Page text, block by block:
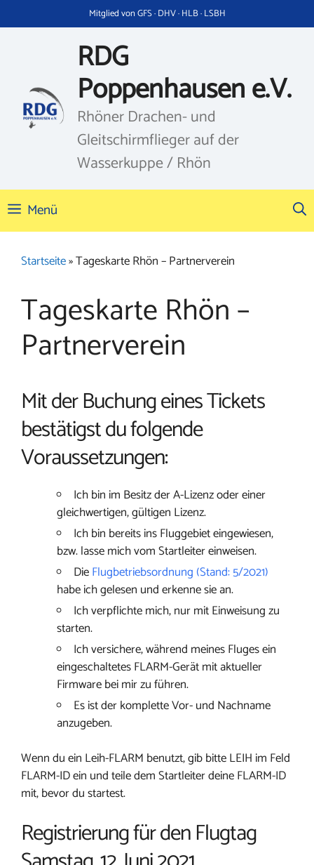
Inhalt
Mitglied von GFS · DHV · HLB · LSBH
RDG
Poppenhausen e.V.
Rhöner Drachen- und
Gleitschirmflieger auf der
Wasserkuppe / Rhön
Menü
Startseite»Tageskarte Rhön – Partnerverein
Tageskarte Rhön –
Partnerverein
Mit der Buchung eines Tickets
bestätigst du folgende
Voraussetzungen:
Ich bin im Besitz der A-Lizenz oder einer
gleichwertigen, gültigen Lizenz.
Ich bin bereits ins Fluggebiet eingewiesen,
bzw. lasse mich vom Startleiter einweisen.
DieFlugbetriebsordnung (Stand: 5/2021)
habe ich gelesen und erkenne sie an.
Ich verpflichte mich, nur mit Einweisung zu
starten.
Ich versichere, während meines Fluges ein
eingeschaltetes FLARM-Gerät mit aktueller
Firmware bei mir zu führen.
Es ist der komplette Vor- und Nachname
anzugeben.
Wenn du ein Leih-FLARM benutzt, gib bitte LEIH im Feld
FLARM-ID ein und teile dem Startleiter deine FLARM-ID
mit, bevor du startest.
Registrierung für den Flugtag